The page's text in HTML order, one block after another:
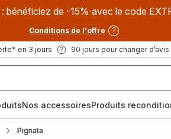
bénéficiez de -15% avec le code
Conditions de l'offre
en 3 jours 90 jours pour changer d’avis
Nos accessoiresProduits
Pignata